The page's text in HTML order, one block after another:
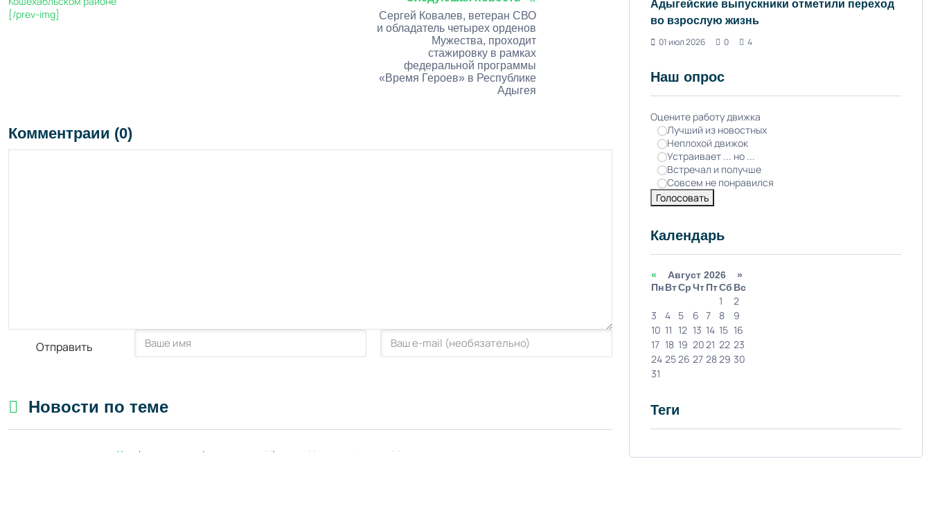
[/prev-img]
Сергей Ковалев, ветеран СВО
и обладатель четырех орденов
Мужества, проходит
стажировку в рамках
федеральной программы
«Время Героев» в Республике
Адыгея
Комментраии (0)
Отправить
Новости по теме
Адыгейские выпускники отметили переход
во взрослую жизнь
01 июл 2026
0 4
Наш опрос
Оцените работу движка
Лучший из новостных
Неплохой движок
Устраивает ... но ...
Встречал и получше
Совсем не понравился
Голосовать
Календарь
« Август 2026 »
ПнВтСрЧтПтСб Вс
1
2
3
4 5 6 7 8
9
10 11 12 13 14 15 16
17 18 19 2021 22 23
24 2526 27 2829 30
31
Теги